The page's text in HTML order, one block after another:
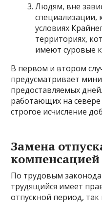
Людям, вне
специализации,
условиях
территориях,
имеют суровые
В первом и втором
предусматривает
предоставляемых
работающих на
строгое исчисление
Замена
компенсацией
По трудовым
трудящийся имеет
отпускной период,